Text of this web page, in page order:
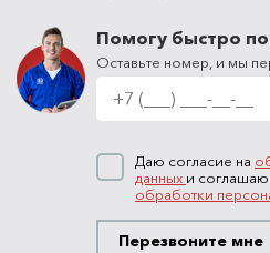
Помогу быстро
Оставьте номер, и мы
Даю согласие на
данных и
обработки
Перезвоните мне